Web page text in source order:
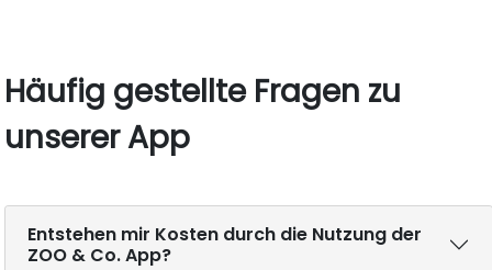
Häufig gestellte Fragen zu
unserer App
Entstehen mir Kosten durch die Nutzung der
ZOO & Co. App?